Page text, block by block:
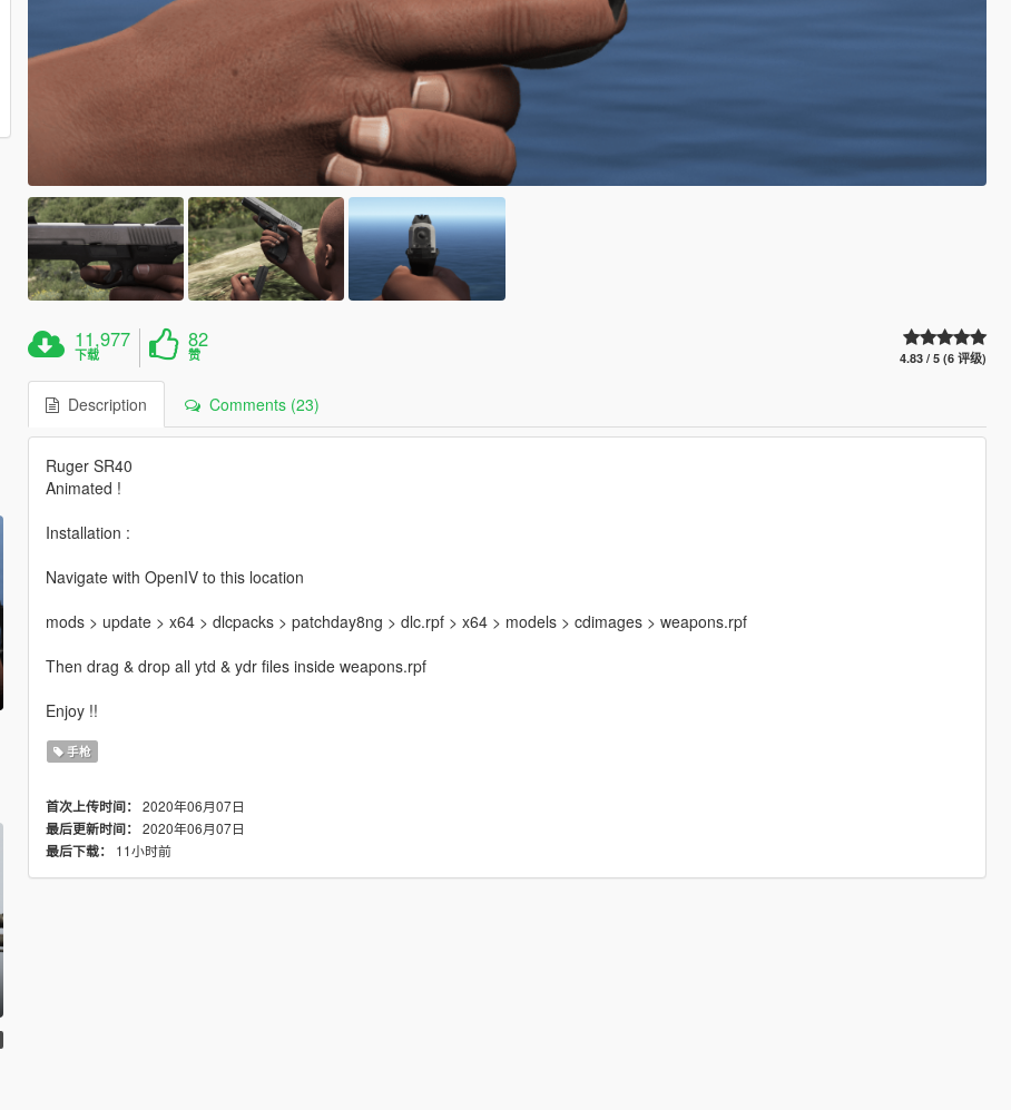
11,977
下载
82
赞 4.83 / 5 (6 评级)
Description Comments (23)
Ruger SR40
Animated !
Installation :
Navigate with OpenIV to this location
mods > update > x64 > dlcpacks > patchday8ng > dlc.rpf > x64 > models > cdimages > weapons.rpf
Then drag & drop all ytd & ydr files inside weapons.rpf
Enjoy !!
手枪
首次上传时间： 2020年06月07日
最后更新时间： 2020年06月07日
最后下载：
11小时前